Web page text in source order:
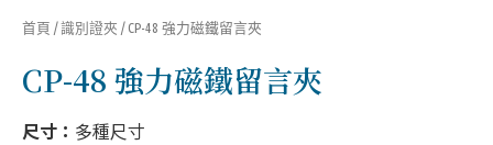
首頁 /識別證夾 / CP-48 強力磁鐵留言夾
CP-48 強力磁鐵留言夾
尺寸： 多種尺寸